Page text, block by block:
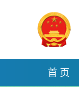
首 页